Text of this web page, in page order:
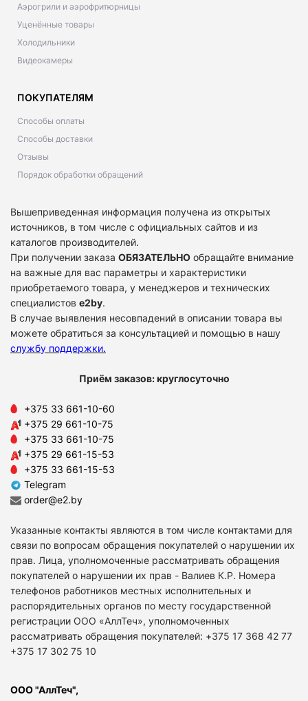
Аэрогрили и аэрофритюрницы
Уценённые товары
Холодильники
Видеокамеры
ПОКУПАТЕЛЯМ
Способы оплаты
Способы доставки
Отзывы
Порядок обработки обращений
Вышеприведенная информация получена из открытых
источников, в том числе с официальных сайтов и из
каталогов производителей.
При получении заказа ОБЯЗАТЕЛЬНО обращайте внимание
на важные для вас параметры и характеристики
приобретаемого товара, у менеджеров и технических
специалистов e2by.
В случае выявления несовпадений в описании товара вы
можете обратиться за консультацией и помощью в нашу
службу поддержки.
Приём заказов: круглосуточно
+375 33 661-10-60
+375 29 661-10-75
+375 33 661-10-75
+375 29 661-15-53
+375 33 661-15-53
Telegram
order@e2.by
Указанные контакты являются в том числе контактами для
связи по вопросам обращения покупателей о нарушении их
прав. Лица, уполномоченные рассматривать обращения
покупателей о нарушении их прав - Валиев К.Р. Номера
телефонов работников местных исполнительных и
распорядительных органов по месту государственной
регистрации ООО «АллТеч», уполномоченных
рассматривать обращения покупателей: +375 17 368 42 77
+375 17 302 75 10
ООО "АллТеч",